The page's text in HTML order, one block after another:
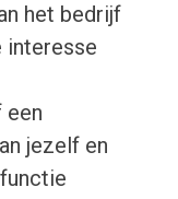
het bedrijf
interesse
een
jezelf en